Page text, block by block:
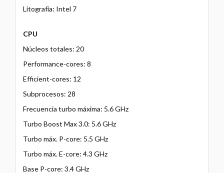
Litografía: Intel 7
CPU
Núcleos totales: 20
Performance-cores: 8
Efficient-cores: 12
Subprocesos: 28
Frecuencia turbo máxima: 5.6 GHz
Turbo Boost Max 3.0: 5.6 GHz
Turbo máx. P-core: 5.5 GHz
Turbo máx. E-core: 4.3 GHz
Base P-core: 3.4 GHz